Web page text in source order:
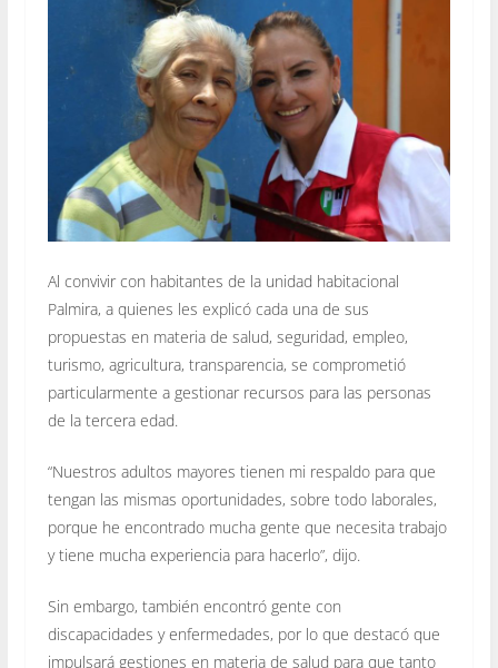
Al convivir con habitantes de la unidad habitacional
Palmira, a quienes les explicó cada una de sus
propuestas en materia de salud, seguridad, empleo,
turismo, agricultura, transparencia, se comprometió
particularmente a gestionar recursos para las personas
de la tercera edad.
“Nuestros adultos mayores tienen mi respaldo para que
tengan las mismas oportunidades, sobre todo laborales,
porque he encontrado mucha gente que necesita trabajo
y tiene mucha experiencia para hacerlo”, dijo.
Sin embargo, también encontró gente con
discapacidades y enfermedades, por lo que destacó que
impulsará gestiones en materia de salud para que tanto